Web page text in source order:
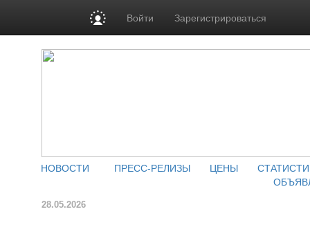
Войти Зарегистрироваться
НОВОСТИ ПРЕСС-РЕЛИЗЫ ЦЕНЫ
28.05.2026